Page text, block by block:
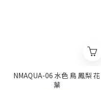
NMAQUA-06 水色 鳥 鳳梨 花
葉